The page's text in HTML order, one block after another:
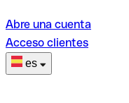
Abre una cuenta
Acceso clientes
es